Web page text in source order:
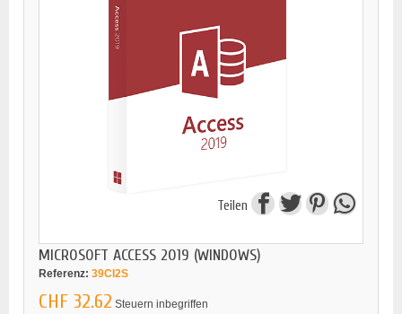
Teilen
MICROSOFT ACCESS 2019 (WINDOWS)
Referenz: 39CI2S
CHF 32.62 Steuern inbegriffen